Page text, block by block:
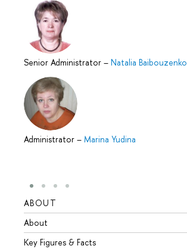
Senior Administrator – Natalia Baibouzenko
Administrator – Marina Yudina
ABOUT
About
Key Figures & Facts